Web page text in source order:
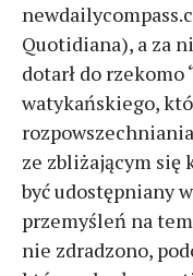
Quotidiana), a za
dotarł do
watykańskiego,
ze zbliżającym się
być udostępniany
przemyśleń na
nie zdradzono,